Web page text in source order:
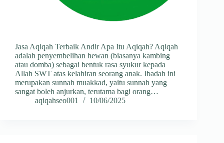
Jasa Aqiqah Terbaik Andir Apa Itu Aqiqah? Aqiqah
adalah penyembelihan hewan (biasanya kambing
atau domba) sebagai bentuk rasa syukur kepada
Allah SWT atas kelahiran seorang anak. Ibadah ini
merupakan sunnah muakkad, yaitu sunnah yang
sangat boleh anjurkan, terutama bagi orang…
aqiqahseo001
10/06/2025